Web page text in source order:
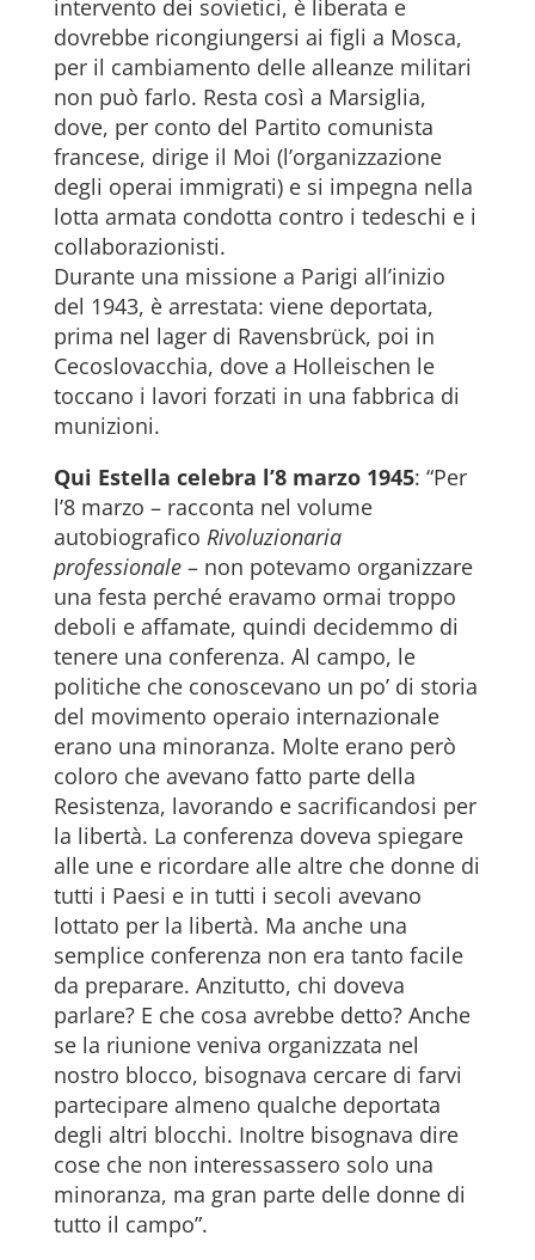
intervento dei sovietici, è liberata e
dovrebbe ricongiungersi ai figli a Mosca,
per il cambiamento delle alleanze militari
non può farlo. Resta così a Marsiglia,
dove, per conto del Partito comunista
francese, dirige il Moi (l’organizzazione
degli operai immigrati) e si impegna nella
lotta armata condotta contro i tedeschi e i
collaborazionisti.
Durante una missione a Parigi all’inizio
del 1943, è arrestata: viene deportata,
prima nel lager di Ravensbrück, poi in
Cecoslovacchia, dove a Holleischen le
toccano i lavori forzati in una fabbrica di
munizioni.
Qui Estella celebra l’8 marzo 1945: “Per
l’8 marzo – racconta nel volume
autobiografico Rivoluzionaria
professionale– non potevamo organizzare
una festa perché eravamo ormai troppo
deboli e affamate, quindi decidemmo di
tenere una conferenza. Al campo, le
politiche che conoscevano un po’ di storia
del movimento operaio internazionale
erano una minoranza. Molte erano però
coloro che avevano fatto parte della
Resistenza, lavorando e sacrificandosi per
la libertà. La conferenza doveva spiegare
alle une e ricordare alle altre che donne di
tutti i Paesi e in tutti i secoli avevano
lottato per la libertà. Ma anche una
semplice conferenza non era tanto facile
da preparare. Anzitutto, chi doveva
parlare? E che cosa avrebbe detto? Anche
se la riunione veniva organizzata nel
nostro blocco, bisognava cercare di farvi
partecipare almeno qualche deportata
degli altri blocchi. Inoltre bisognava dire
cose che non interessassero solo una
minoranza, ma gran parte delle donne di
tutto il campo”.